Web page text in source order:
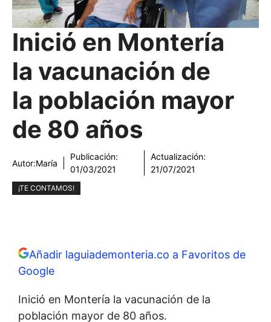
Inició en Montería
la vacunación de
la población mayor
de 80 años
Autor:María
Publicación:
01/03/2021
Actualización:
21/07/2021
¡TE CONTAMOS!
Añadir laguiademonteria.co a Favoritos de
Google
Inició en Montería la vacunación de la
población mayor de 80 años.